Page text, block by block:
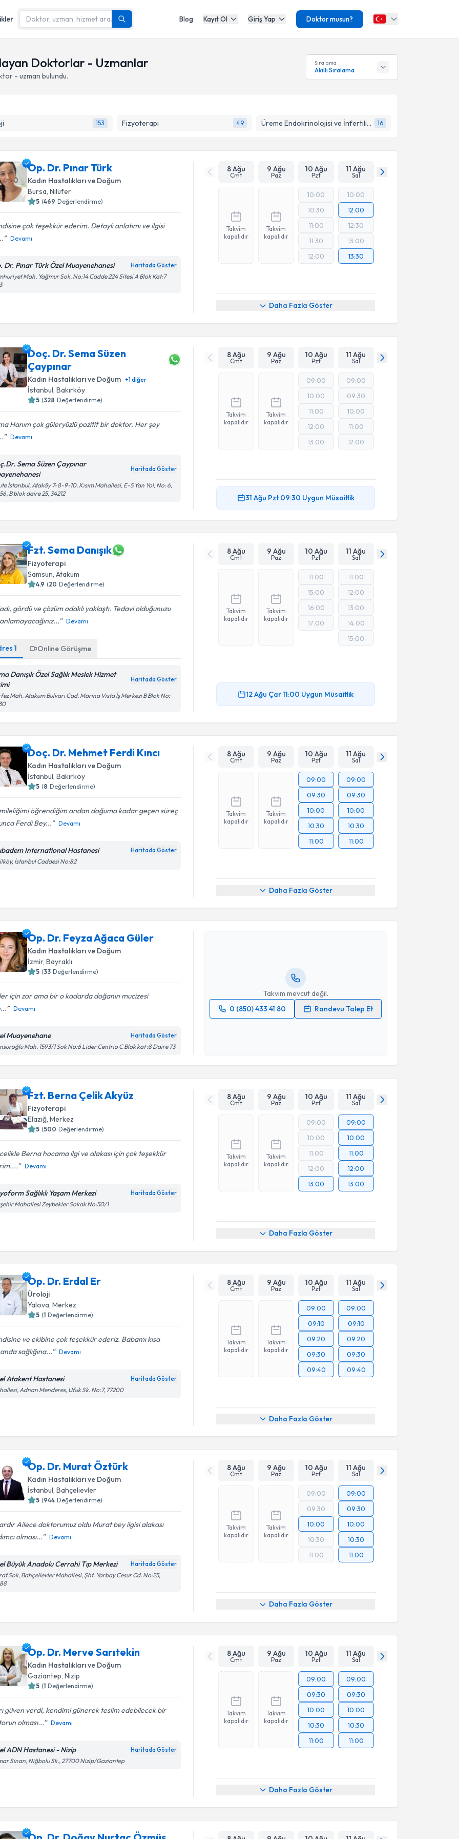
Blog Kayıt Ol Giriş Yap Doktor musun?
Doktorlar - Uzmanlar
- uzman bulundu.
Sıralama
Akıllı Sıralama
153 Fizyoterapi 49 Üreme Endokrinolojisi ve İnfertilite 16
Op. Dr. Pınar Türk
Kadın Hastalıkları ve Doğum
Bursa,Nilüfer
5 (469 Değerlendirme)
çok teşekkür ederim. Detaylı anlatımı ve ilgisi
Devamı
Dr. Pınar Türk Özel Muayenehanesi Haritada Göster
Mah. Yağmur Sok. No:14 Cadde 224 Sitesi A Blok Kat:7
8 Ağu
Cmt
9 Ağu
Paz
10 Ağu
Pzt
11 Ağu
Sal
Takvim
kapalıdır
Takvim
kapalıdır
10:00
10:30
11:00
11:30
12:00
10:00
12:00
12:30
13:00
13:30
Daha Fazla Göster
Doç. Dr. Sema Süzen
Çaypınar
Kadın Hastalıkları ve Doğum +1diğer
İstanbul ,Bakırköy
5 (328 Değerlendirme)
Hanım çok güleryüzlü pozitif bir doktor. Her şey
Devamı
Sema Süzen Çaypınar
Haritada Göster
İstanbul, Ataköy 7-8-9-10. Kısım Mahallesi, E-5 Yan Yol, No: 6,
B blok daire 25, 34212
8 Ağu
Cmt
9 Ağu
Paz
10 Ağu
Pzt
11 Ağu
Sal
Takvim
kapalıdır
Takvim
kapalıdır
09:00
10:00
11:00
12:00
13:00
09:00
09:30
10:00
11:00
12:00
31 Ağu Pzt 09:30 Uygun Müsaitlik
Fzt. Sema Danışık
Fizyoterapi
Samsun ,Atakum
4.9 (20 Değerlendirme)
gördü ve çözüm odaklı yaklaştı. Tedavi olduğunuzu
Devamı
1 Online Görüşme
Danışık Özel Sağlık Meslek Hizmet
Haritada Göster
Mah. Atakum Bulvarı Cad. Marina Vista İş Merkezi B Blok No:
8 Ağu
Cmt
9 Ağu
Paz
10 Ağu
Pzt
11 Ağu
Sal
Takvim
kapalıdır
Takvim
kapalıdır
11:00
15:00
16:00
17:00
11:00
12:00
13:00
14:00
15:00
12 Ağu Çar11:00 Uygun Müsaitlik
Doç. Dr. Mehmet Ferdi Kıncı
Kadın Hastalıkları ve Doğum
İstanbul ,Bakırköy
5 (8 Değerlendirme)
öğrendiğim andan doğuma kadar geçen süreç
Ferdi Bey...
Devamı
International Hastanesi Haritada Göster
İstanbul Caddesi No:82
8 Ağu
Cmt
9 Ağu
Paz
10 Ağu
Pzt
11 Ağu
Sal
Takvim
kapalıdır
Takvim
kapalıdır
09:00
09:30
10:00
10:30
11:00
09:00
09:30
10:00
10:30
11:00
Daha Fazla Göster
Op. Dr. Feyza Ağaca Güler
Kadın Hastalıkları ve Doğum
İzmir,Bayraklı
5 (33 Değerlendirme)
için zor ama bir o kadarda doğanın mucizesi
Devamı
Muayenehane Haritada Göster
Mah. 1593/1 Sok No:6 Lider Centrio C Blok kat :8 Daire 73
Takvim mevcut değil.
0 (850) 433 41 80
Randevu Talep Et
Randevu Takvimi Talebi
Op. Dr. Feyza Ağaca Güler
Takvim Talebini Gönder
Fzt. Berna Çelik Akyüz
Fizyoterapi
Elazığ,Merkez
5 (500 Değerlendirme)
Berna hocama ilgi ve alakası için çok teşekkür
Devamı
Sağlıklı Yaşam Merkezi Haritada Göster
Mahallesi Zeybekler Sokak No:50/1
8 Ağu
Cmt
9 Ağu
Paz
10 Ağu
Pzt
11 Ağu
Sal
Takvim
kapalıdır
Takvim
kapalıdır
09:00
10:00
11:00
12:00
13:00
09:00
10:00
11:00
12:00
13:00
Daha Fazla Göster
Op. Dr. Erdal Er
Üroloji
Yalova ,Merkez
5 (1 Değerlendirme)
ve ekibine çok teşekkür ederiz. Babamı kısa
sağlığına...
Devamı
Atakent Hastanesi Haritada Göster
Adnan Menderes, Ufuk Sk. No:7, 77200
8 Ağu
Cmt
9 Ağu
Paz
10 Ağu
Pzt
11 Ağu
Sal
Takvim
kapalıdır
Takvim
kapalıdır
09:00
09:10
09:20
09:30
09:40
09:00
09:10
09:20
09:30
09:40
Daha Fazla Göster
Op. Dr. Murat Öztürk
Kadın Hastalıkları ve Doğum
İstanbul,Bahçelievler
5 (944 Değerlendirme)
Ailece doktorumuz oldu Murat bey ilgisi alakası
olması...
Devamı
Büyük Anadolu Cerrahi Tıp Merkezi Haritada Göster
Sok, Bahçelievler Mahallesi, Şht. Yarbay Cesur Cd. No:25,
8 Ağu
Cmt
9 Ağu
Paz
10 Ağu
Pzt
11 Ağu
Sal
Takvim
kapalıdır
Takvim
kapalıdır
09:00
09:30
10:00
10:30
11:00
09:00
09:30
10:00
10:30
11:00
Daha Fazla Göster
Op. Dr. Merve Sarıtekin
Kadın Hastalıkları ve Doğum
Gaziantep ,Nizip
5 (1 Değerlendirme)
güven verdi, kendimi günerek teslim edebilecek bir
olması...
Devamı
ADN Hastanesi - Nizip Haritada Göster
Sinan, Niğbolu Sk., 27700 Nizip/Gaziantep
8 Ağu
Cmt
9 Ağu
Paz
10 Ağu
Pzt
11 Ağu
Sal
Takvim
kapalıdır
Takvim
kapalıdır
09:00
09:30
10:00
10:30
11:00
09:00
09:30
10:00
10:30
11:00
Daha Fazla Göster